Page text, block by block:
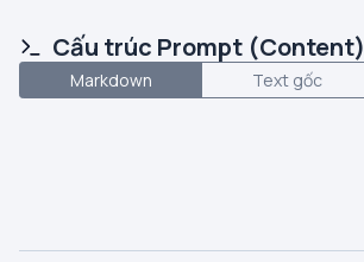
Cấu trúc Prompt (Content)
Markdown Text gốc